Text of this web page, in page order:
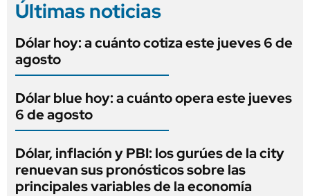
Últimas noticias
Dólar hoy: a cuánto cotiza este jueves 6 de
agosto
Dólar blue hoy: a cuánto opera este jueves
6 de agosto
Dólar, inflación y PBI: los gurúes de la city
renuevan sus pronósticos sobre las
principales variables de la economía